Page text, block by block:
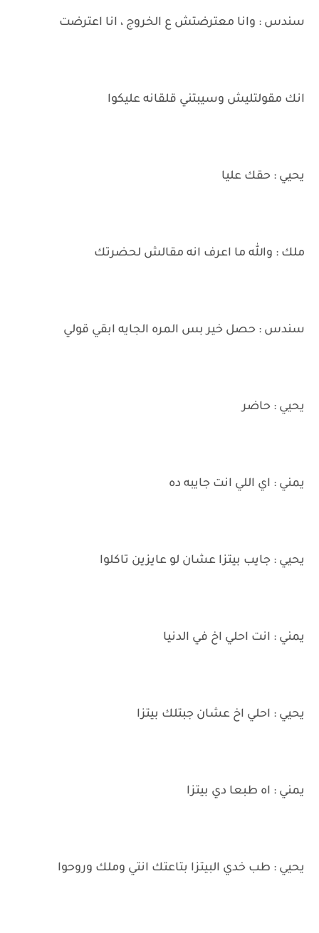
سندس : وانا معترضتش ع الخروج ، انا اعترضت
انك مقولتليش وسيبتني قلقانه عليكوا
يحيي : حقك عليا
ملك : والله ما اعرف انه مقالش لحضرتك
سندس : حصل خير بس المره الجايه ابقي قولي
يحيي : حاضر
يمني : اي اللي انت جايبه ده
يحيي : جايب بيتزا عشان لو عايزين تاكلوا
يمني : انت احلي اخ في الدنيا
يحيي : احلي اخ عشان جبتلك بيتزا
يمني : اه طبعا دي بيتزا
يحيي : طب خدي البيتزا بتاعتك انتي وملك وروحوا